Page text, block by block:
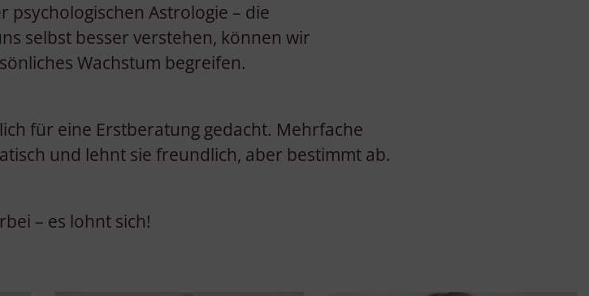
psychologischen Astrologie – die
selbst besser verstehen, können wir
Wachstum begreifen.
für eine Erstberatung gedacht. Mehrfache
und lehnt sie freundlich, aber bestimmt ab.
– es lohnt sich!